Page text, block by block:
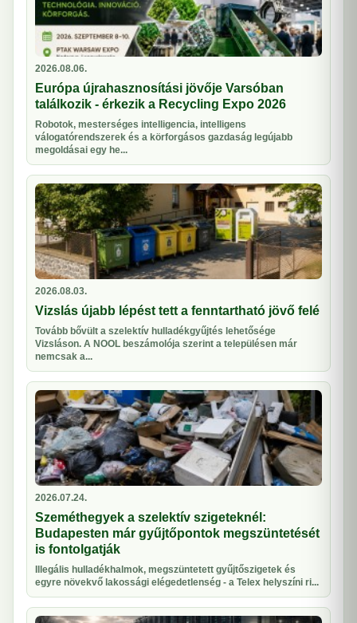
2026.08.06.
Európa újrahasznosítási jövője Varsóban
találkozik - érkezik a Recycling Expo 2026
Robotok, mesterséges intelligencia, intelligens
válogatórendszerek és a körforgásos gazdaság legújabb
megoldásai egy he...
2026.08.03.
Vizslás újabb lépést tett a fenntartható jövő felé
Tovább bővült a szelektív hulladékgyűjtés lehetősége
Vizsláson. A NOOL beszámolója szerint a településen már
nemcsak a...
2026.07.24.
Szeméthegyek a szelektív szigeteknél:
Budapesten már gyűjtőpontok megszüntetését
is fontolgatják
Illegális hulladékhalmok, megszüntetett gyűjtőszigetek és
egyre növekvő lakossági elégedetlenség - a Telex helyszíni ri...